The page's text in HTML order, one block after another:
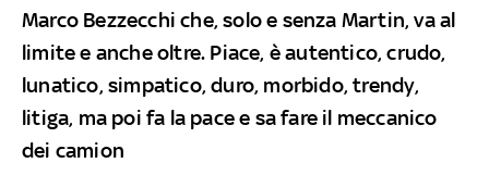
Marco Bezzecchi che, solo e senza Martin, va al
limite e anche oltre. Piace, è autentico, crudo,
lunatico, simpatico, duro, morbido, trendy,
litiga, ma poi fa la pace e sa fare il meccanico
dei camion